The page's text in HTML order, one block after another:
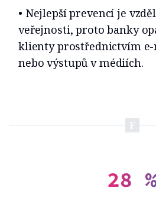
• Nejlepší prevencí je
veřejnosti, proto banky
klienty prostřednictvím
nebo výstupů v médiích.